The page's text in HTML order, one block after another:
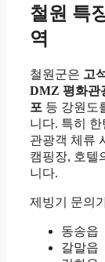
철원 특
역
철원군은 고
DMZ 평화관
포 등 강원도
니다. 특히
관광객 체류
캠핑장, 호텔
니다.
제빙기 문의
동송읍
갈말읍